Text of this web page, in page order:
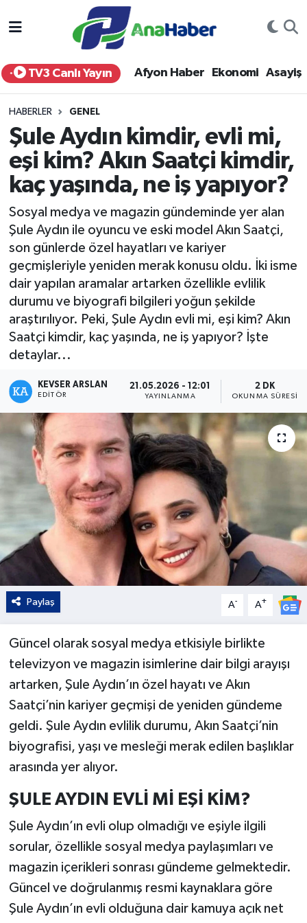
TV3 Canlı Yayın Afyon Haber Ekonomi Asayiş
HABERLER GENEL
Şule Aydın kimdir, evli mi,
eşi kim? Akın Saatçi kimdir,
kaç yaşında, ne iş yapıyor?
Sosyal medya ve magazin gündeminde yer alan
Şule Aydın ile oyuncu ve eski model Akın Saatçi,
son günlerde özel hayatları ve kariyer
geçmişleriyle yeniden merak konusu oldu. İki isme
dair yapılan aramalar artarken özellikle evlilik
durumu ve biyografi bilgileri yoğun şekilde
araştırılıyor. Peki, Şule Aydın evli mi, eşi kim? Akın
Saatçi kimdir, kaç yaşında, ne iş yapıyor? İşte
detaylar...
KEVSER ARSLAN
EDITÖR
21.05.2026 - 12:01
YAYINLANMA
2 DK
OKUNMA SÜRESI
Paylaş A- A+
Güncel olarak sosyal medya etkisiyle birlikte
televizyon ve magazin isimlerine dair bilgi arayışı
artarken, Şule Aydın’ın özel hayatı ve Akın
Saatçi’nin kariyer geçmişi de yeniden gündeme
geldi. Şule Aydın evlilik durumu, Akın Saatçi’nin
biyografisi, yaşı ve mesleği merak edilen başlıklar
arasında yer alıyor.
ŞULE AYDIN EVLİ Mİ EŞİ KİM?
Şule Aydın’ın evli olup olmadığı ve eşiyle ilgili
sorular, özellikle sosyal medya paylaşımları ve
magazin içerikleri sonrası gündeme gelmektedir.
Güncel ve doğrulanmış resmi kaynaklara göre
Şule Aydın’ın evli olduğuna dair kamuya açık net
Yurt Haber
Afyon Haber
Siyaset
Spor
Eğitim
Sağlık
Teknoloji
Kültür - Sanat
Afyonkarahisar Nöbetçi Eczaneler
Afyonkarahisar Hava Durumu
Afyonkarahisar Trafik Yoğunluk Haritası
Süper Lig Puan Durumu ve Fikstür
Tüm Manşetler
Son Dakika Haberleri
Haber Arşivi